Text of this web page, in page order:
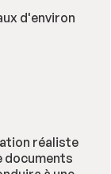
d'environ
réaliste
documents